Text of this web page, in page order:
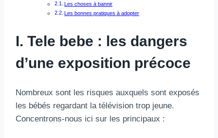
Les choses à bannir
Les bonnes pratiques à adopter
I. Tele bebe : les dangers
d’une exposition précoce
Nombreux sont les risques auxquels sont exposés
les bébés regardant la télévision trop jeune.
Concentrons-nous ici sur les principaux :